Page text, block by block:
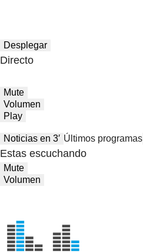
Desplegar
Directo
Mute
Volumen
Play
Noticias en 3′ Últimos programas
Estas escuchando
Mute
Volumen